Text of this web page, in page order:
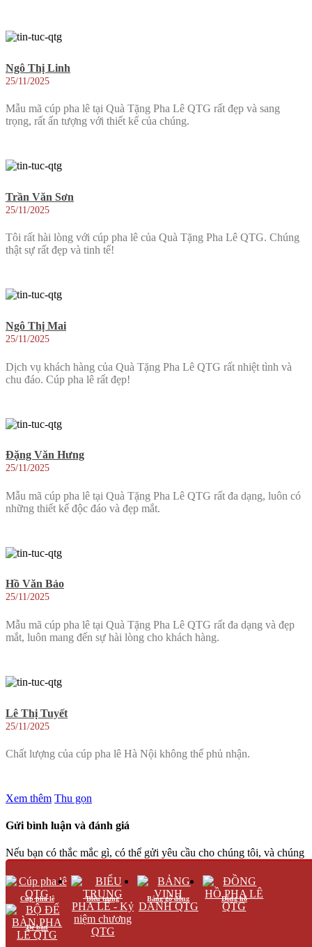
Ngô Thị Linh
25/11/2025
Mẫu mã cúp pha lê tại Quà Tặng Pha Lê QTG rất đẹp và sang
trọng, rất ấn tượng với thiết kế của chúng.
Trần Văn Sơn
25/11/2025
Tôi rất hài lòng với cúp pha lê của Quà Tặng Pha Lê QTG. Chúng
thật sự rất đẹp và tinh tế!
Ngô Thị Mai
25/11/2025
Dịch vụ khách hàng của Quà Tặng Pha Lê QTG rất nhiệt tình và
chu đáo. Cúp pha lê rất đẹp!
Đặng Văn Hưng
25/11/2025
Mẫu mã cúp pha lê tại Quà Tặng Pha Lê QTG rất đa dạng, luôn có
những thiết kế độc đáo và đẹp mắt.
Hồ Văn Bảo
25/11/2025
Mẫu mã cúp pha lê tại Quà Tặng Pha Lê QTG rất đa dạng và đẹp
mắt, luôn mang đến sự hài lòng cho khách hàng.
Lê Thị Tuyết
25/11/2025
Chất lượng của cúp pha lê Hà Nội không thể phủ nhận.
Xem thêm Thu gọn
Gửi bình luận và đánh giá
Nếu bạn có thắc mắc gì, có thể gửi yêu cầu cho chúng tôi, và chúng
tôi sẽ liên lạc lại với bạn sớm nhất có thể .
Cúp pha lê Biểu trưng Bảng gỗ đồng Đồng hồ
Để bàn